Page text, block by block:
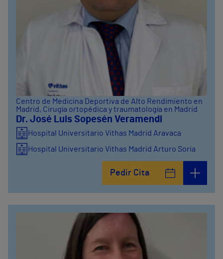
Centro de Medicina Deportiva de Alto Rendimiento en
Madrid, Cirugía ortopédica y traumatología en Madrid
Dr. José Luis Sopesén Veramendi
Hospital Universitario Vithas Madrid Aravaca
Hospital Universitario Vithas Madrid Arturo Soria
Pedir Cita